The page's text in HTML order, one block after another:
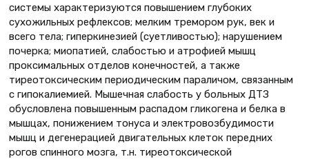
системы характеризуются повышением глубоких
сухожильных рефлексов; мелким тремором рук, век и
всего тела; гиперкинезией (суетливостью); нарушением
почерка; миопатией, слабостью и атрофией мышц
проксимальных отделов конечностей, а также
тиреотоксическим периодическим параличом, связанным
с гипокалиемией. Мышечная слабость у больных ДТЗ
обусловлена повышенным распадом гликогена и белка в
мышцах, понижением тонуса и электровозбудимости
мышц и дегенерацией двигательных клеток передних
рогов спинного мозга, т.н. тирео­токсической